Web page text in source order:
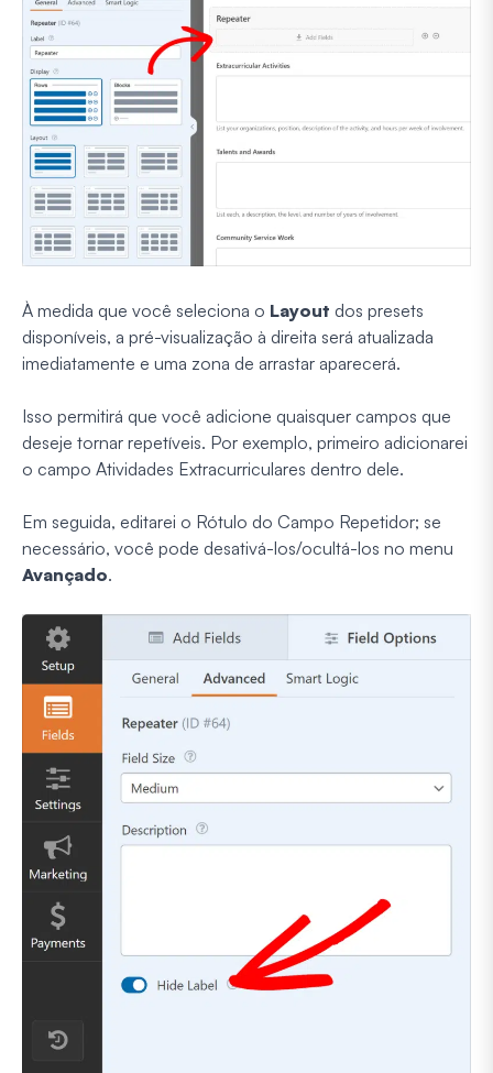
À medida que você seleciona o Layout dos presets
disponíveis, a pré-visualização à direita será atualizada
imediatamente e uma zona de arrastar aparecerá.
Isso permitirá que você adicione quaisquer campos que
deseje tornar repetíveis. Por exemplo, primeiro adicionarei
o campo Atividades Extracurriculares dentro dele.
Em seguida, editarei o Rótulo do Campo Repetidor; se
necessário, você pode desativá-los/ocultá-los no menu
Avançado.